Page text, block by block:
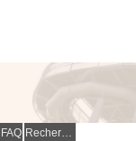
FAQ Rechercher